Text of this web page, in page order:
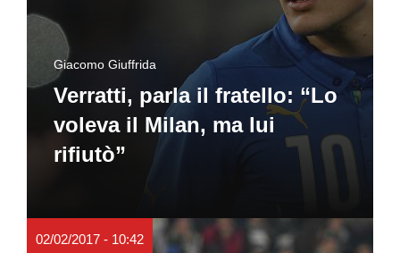
Giacomo Giuffrida
Verratti, parla il fratello: “Lo
voleva il Milan, ma lui
rifiutò”
02/02/2017 - 10:42